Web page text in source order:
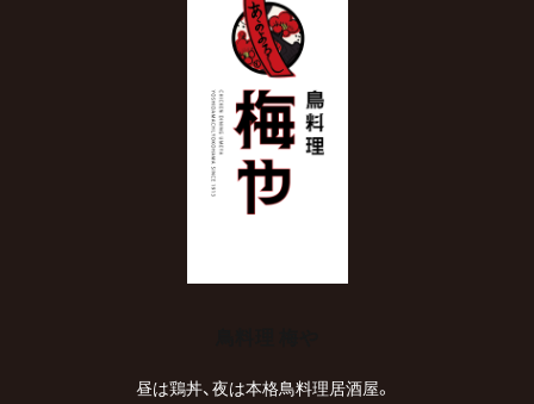
昼は鶏丼、夜は本格鳥料理居酒屋。